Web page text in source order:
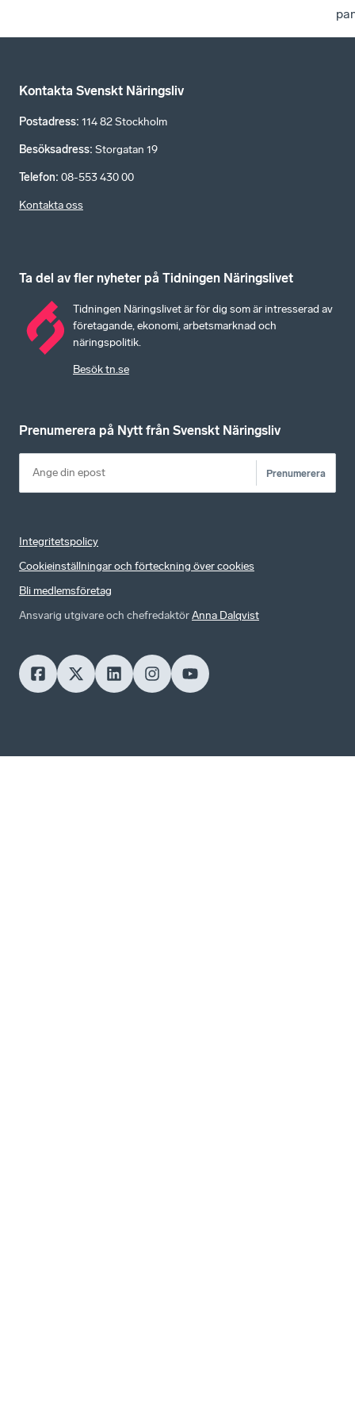
Kontakta Svenskt Näringsliv
Postadress: 114 82 Stockholm
Besöksadress: Storgatan 19
Telefon: 08-553 430 00
Kontakta oss
Ta del av fler nyheter på Tidningen Näringslivet
Tidningen Näringslivet är för dig som är intresserad av
företagande, ekonomi, arbetsmarknad och
näringspolitik.
Besök tn.se
Prenumerera på Nytt från Svenskt Näringsliv
Prenumerera
Integritetspolicy
Cookieinställningar och förteckning över cookies
Bli medlemsföretag
Ansvarig utgivare och chefredaktörAnna Dalqvist